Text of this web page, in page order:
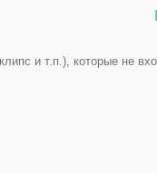
и т.п.), которые не